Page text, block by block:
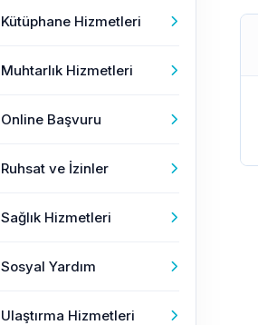
Kütüphane Hizmetleri
Muhtarlık Hizmetleri
Online Başvuru
Ruhsat ve İzinler
Sağlık Hizmetleri
Sosyal Yardım
Ulaştırma Hizmetleri